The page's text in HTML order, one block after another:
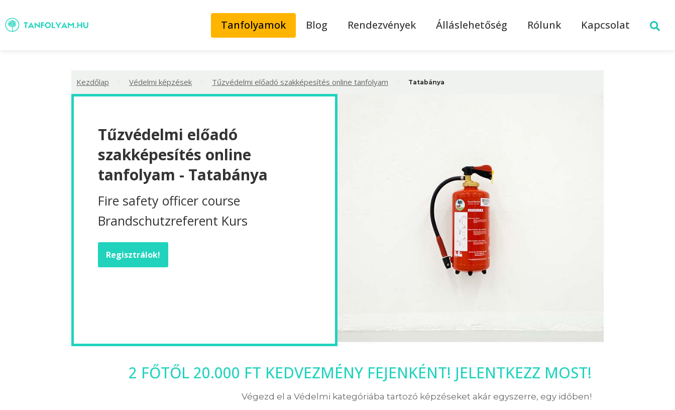
Tanfolyamok Blog Rendezvények Álláslehetőség Rólunk Kapcsolat
Kezdőlap Védelmi képzések Tűzvédelmi előadó szakképesítés online tanfolyam Tatabánya
Tűzvédelmi előadó
szakképesítés online
tanfolyam - Tatabánya
Fire safety officer course
Brandschutzreferent Kurs
Regisztrálok!
2 FŐTŐL 20.000 FT KEDVEZMÉNY FEJENKÉNT! JELENTKEZZ MOST!
Végezd el a Védelmi kategóriába tartozó képzéseket akár egyszerre, egy időben!